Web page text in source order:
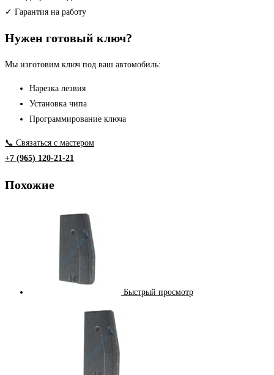
64
✓ Гарантия на работу
Нужен готовый ключ?
Мы изготовим ключ под ваш автомобиль:
Нарезка лезвия
Установка чипа
Программирование ключа
📞 Связаться с мастером
+7 (965) 120-21-21
Похожие
Быстрый просмотр